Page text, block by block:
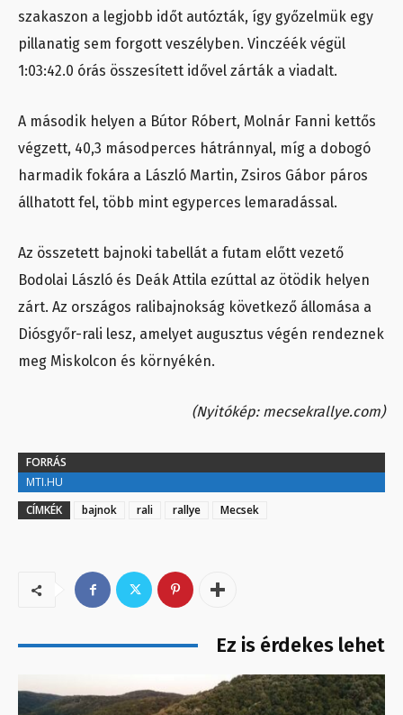
szakaszon a legjobb időt autózták, így győzelmük egy
pillanatig sem forgott veszélyben. Vinczéék végül
1:03:42.0 órás összesített idővel zárták a viadalt.
A második helyen a Bútor Róbert, Molnár Fanni kettős
végzett, 40,3 másodperces hátránnyal, míg a dobogó
harmadik fokára a László Martin, Zsiros Gábor páros
állhatott fel, több mint egyperces lemaradással.
Az összetett bajnoki tabellát a futam előtt vezető
Bodolai László és Deák Attila ezúttal az ötödik helyen
zárt. Az országos ralibajnokság következő állomása a
Diósgyőr-rali lesz, amelyet augusztus végén rendeznek
meg Miskolcon és környékén.
(Nyitókép: mecsekrallye.com)
FORRÁS
MTI.HU
CÍMKÉK
bajnok rali rallye Mecsek
Ez is érdekes lehet